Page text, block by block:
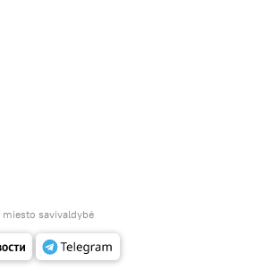
savivaldybė